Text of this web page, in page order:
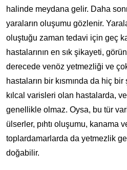
halinde meydana gelir. Daha
yaraların oluşumu gözlenir.
oluştuğu zaman tedavi için geç
hastalarının en sık şikayeti,
derecede venöz yetmezliği ve
hastaların bir kısmında da hiç
kılcal varisleri olan hastalarda,
genellikle olmaz. Oysa, bu tür
ülserler, pıhtı oluşumu, kanama
toplardamarlarda da yetmezlik
doğabilir.